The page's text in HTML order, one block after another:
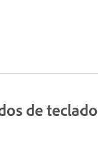
de teclado